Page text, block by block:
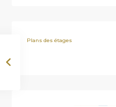
Plans des étages